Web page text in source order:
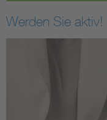
Werden Sie aktiv!